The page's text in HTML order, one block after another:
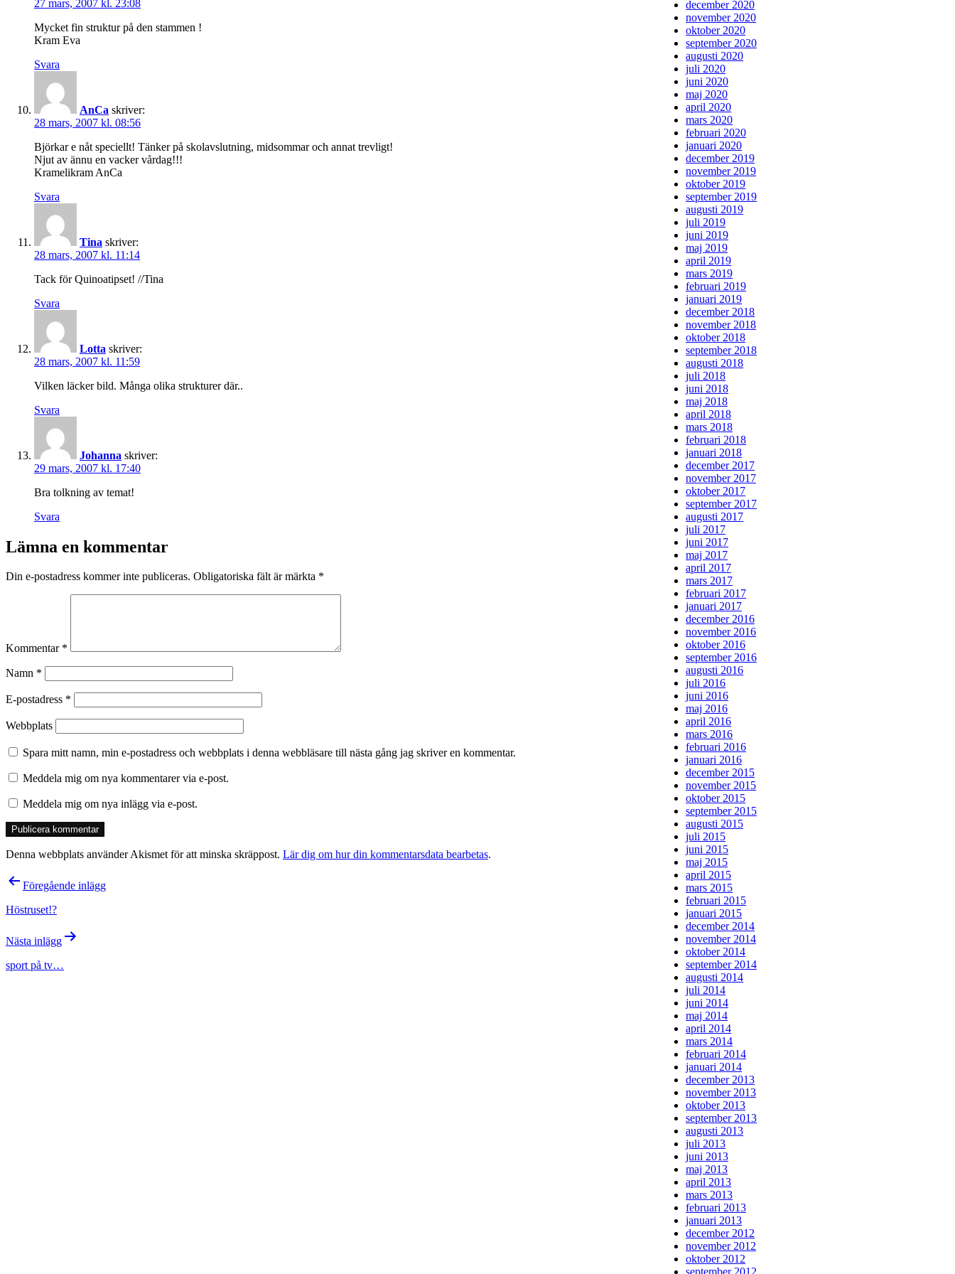
27 mars, 2007 kl. 23:08
Mycket fin struktur på den stammen !
Kram Eva
Svara
AnCa skriver:
28 mars, 2007 kl. 08:56
Björkar e nåt speciellt! Tänker på skolavslutning, midsommar och annat trevligt!
Njut av ännu en vacker vårdag!!!
Kramelikram AnCa
Svara
Tina skriver:
28 mars, 2007 kl. 11:14
Tack för Quinoatipset! //Tina
Svara
Lotta skriver:
28 mars, 2007 kl. 11:59
Vilken läcker bild. Många olika strukturer där..
Svara
Johanna skriver:
29 mars, 2007 kl. 17:40
Bra tolkning av temat!
Svara
Lämna en kommentar
Din e-postadress kommer inte publiceras. Obligatoriska fält är märkta *
Kommentar *
Namn *
E-postadress *
Webbplats
Spara mitt namn, min e-postadress och webbplats i denna webbläsare till nästa gång jag skriver en kommentar.
Meddela mig om nya kommentarer via e-post.
Meddela mig om nya inlägg via e-post.
Denna webbplats använder Akismet för att minska skräppost. Lär dig om hur din kommentarsdata bearbetas.
Inläggsnavigering
Föregående inlägg
Höstruset!?
Nästa inlägg
sport på tv…
december 2020
november 2020
oktober 2020
september 2020
augusti 2020
juli 2020
juni 2020
maj 2020
april 2020
mars 2020
februari 2020
januari 2020
december 2019
november 2019
oktober 2019
september 2019
augusti 2019
juli 2019
juni 2019
maj 2019
april 2019
mars 2019
februari 2019
januari 2019
december 2018
november 2018
oktober 2018
september 2018
augusti 2018
juli 2018
juni 2018
maj 2018
april 2018
mars 2018
februari 2018
januari 2018
december 2017
november 2017
oktober 2017
september 2017
augusti 2017
juli 2017
juni 2017
maj 2017
april 2017
mars 2017
februari 2017
januari 2017
december 2016
november 2016
oktober 2016
september 2016
augusti 2016
juli 2016
juni 2016
maj 2016
april 2016
mars 2016
februari 2016
januari 2016
december 2015
november 2015
oktober 2015
september 2015
augusti 2015
juli 2015
juni 2015
maj 2015
april 2015
mars 2015
februari 2015
januari 2015
december 2014
november 2014
oktober 2014
september 2014
augusti 2014
juli 2014
juni 2014
maj 2014
april 2014
mars 2014
februari 2014
januari 2014
december 2013
november 2013
oktober 2013
september 2013
augusti 2013
juli 2013
juni 2013
maj 2013
april 2013
mars 2013
februari 2013
januari 2013
december 2012
november 2012
oktober 2012
september 2012